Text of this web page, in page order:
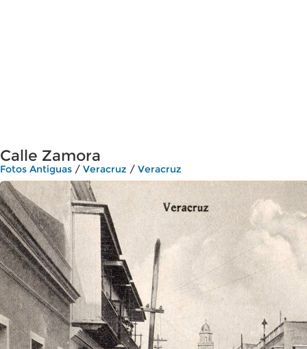
Calle Zamora
Fotos Antiguas / Veracruz / Veracruz